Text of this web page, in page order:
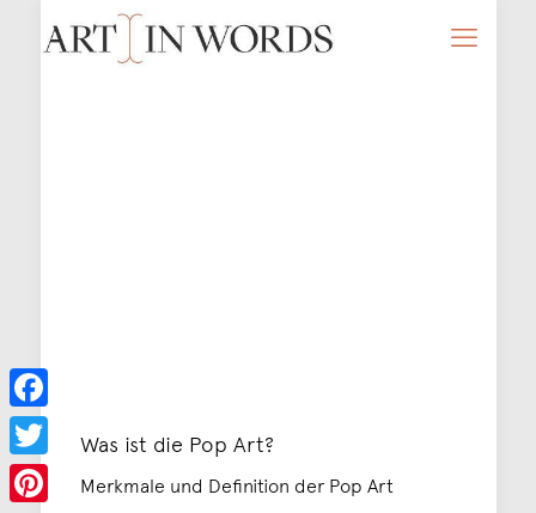
Was ist die Pop Art?
Merkmale und Definition der Pop Art
Facebook
Twitter